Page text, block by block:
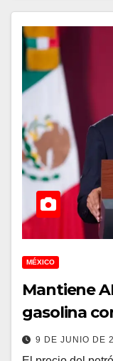
MÉXICO
Mantiene
gasolina
9 DE JUNIO DE